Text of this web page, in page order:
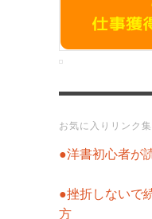
お気に入りリンク集
●洋書初心者が
●挫折しないで
方